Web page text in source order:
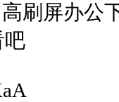
刷屏办公
吧